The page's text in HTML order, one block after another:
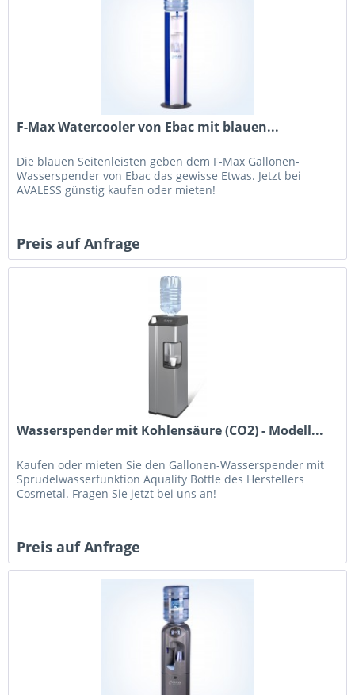
F-Max Watercooler von Ebac mit blauen...
Die blauen Seitenleisten geben dem F-Max Gallonen-
Wasserspender von Ebac das gewisse Etwas. Jetzt bei
AVALESS günstig kaufen oder mieten!
Preis auf Anfrage
Wasserspender mit Kohlensäure (CO2) - Modell...
Kaufen oder mieten Sie den Gallonen-Wasserspender mit
Sprudelwasserfunktion Aquality Bottle des Herstellers
Cosmetal. Fragen Sie jetzt bei uns an!
Preis auf Anfrage